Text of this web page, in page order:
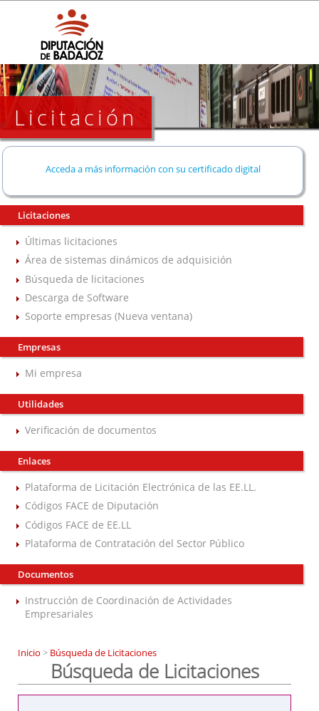
Licitación
Acceda a más información con su certificado digital
Licitaciones
Últimas licitaciones
Área de sistemas dinámicos de adquisición
Búsqueda de licitaciones
Descarga de Software
Soporte empresas (Nueva ventana)
Empresas
Mi empresa
Utilidades
Verificación de documentos
Enlaces
Plataforma de Licitación Electrónica de las EE.LL.
Códigos FACE de Diputación
Códigos FACE de EE.LL
Plataforma de Contratación del Sector Público
Documentos
Instrucción de Coordinación de Actividades
Empresariales
Inicio > Búsqueda de Licitaciones
Búsqueda de Licitaciones